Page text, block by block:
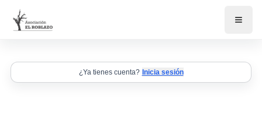
¿Ya tienes cuenta? Inicia sesión